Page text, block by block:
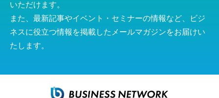
いただけます。
また、最新記事やイベント・セミナーの情報など、ビジ
ネスに役立つ情報を掲載したメールマガジンをお届けい
たします。